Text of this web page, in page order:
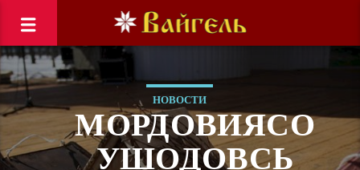
НОВОСТИ
МОРДОВИЯСО
УШОДОВСЬ